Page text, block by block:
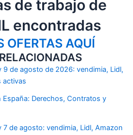
de trabajo de
encontradas
OFERTAS AQUÍ
9 de agosto de 2026: vendimia, Lidl,
activas
España: Derechos, Contratos y
7 de agosto: vendimia, Lidl, Amazon